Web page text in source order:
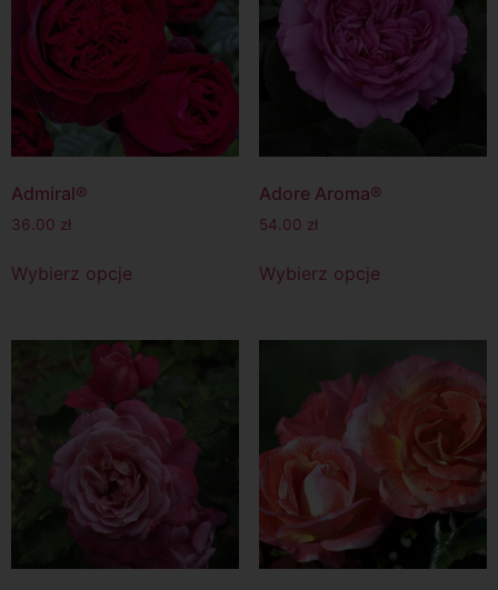
Admiral®
36.00 zł
Wybierz opcje
Adore Aroma®
54.00 zł
Wybierz opcje